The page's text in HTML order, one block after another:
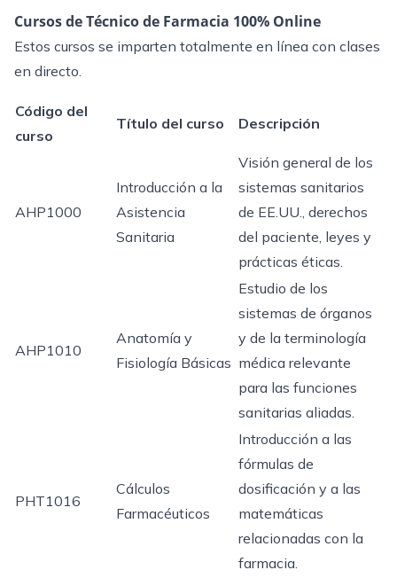
Cursos de Técnico de Farmacia 100% Online
Estos cursos se imparten totalmente en línea con clases
en directo.
Código del
curso
Título del curso Descripción
AHP1000
Introducción a la
Asistencia
Sanitaria
Visión general de los
sistemas sanitarios
de EE.UU., derechos
del paciente, leyes y
prácticas éticas.
AHP1010
Anatomía y
Fisiología Básicas
Estudio de los
sistemas de órganos
y de la terminología
médica relevante
para las funciones
sanitarias aliadas.
PHT1016
Cálculos
Farmacéuticos
Introducción a las
fórmulas de
dosificación y a las
matemáticas
relacionadas con la
farmacia.